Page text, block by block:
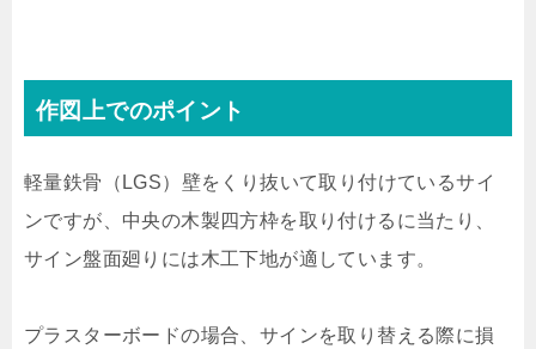
作図上でのポイント
軽量鉄骨（LGS）壁をくり抜いて取り付けているサイ
ンですが、中央の木製四方枠を取り付けるに当たり、
サイン盤面廻りには木工下地が適しています。
プラスターボードの場合、サインを取り替える際に損